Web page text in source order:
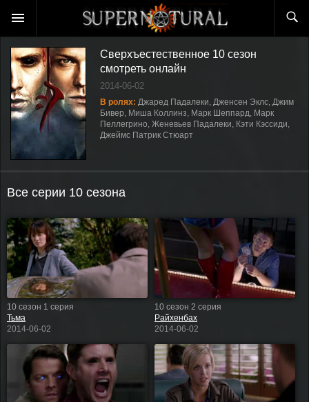
Сверхъестественное 10 сезон
смотреть онлайн
2014-06-02
В ролях: Джаред Падалеки, Дженсен Эклс, Джим
Бивер, Миша Коллинз, Марк Шеппард, Марк
Пеллегрино, Женевьев Падалеки, Кэти Кэссиди,
Джеймс Патрик Стюарт
Все серии 10 сезона
10 сезон 1 серия
Тьма
2014-06-02
10 сезон 2 серия
Райхенбах
2014-06-02